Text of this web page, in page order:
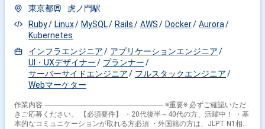
東京都
虎ノ門駅
Ruby
Linux MySQL Rails AWS Docker
Aurora
Kubernetes
インフラエンジニア
アプリケーションエンジニア
UI・UXデザイナー
プランナー
サーバーサイドエンジニア
フルスタックエンジニア
Webマーケター
作業内容 ------------------------------------------------------------------- ※重要※ 必ずご確認いただ
きご応募ください。 【必須要件】 ・20代後半～40代の方、活躍中！ ・基
本的なコミュニケーションが取れる方必須 ・外国籍の方は、JLPT N1相当